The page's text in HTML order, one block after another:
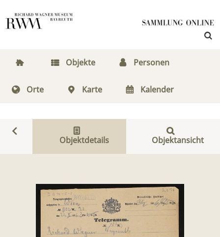
Objekte Personen
Orte Karte Kalender
Objektdetails Objektansicht